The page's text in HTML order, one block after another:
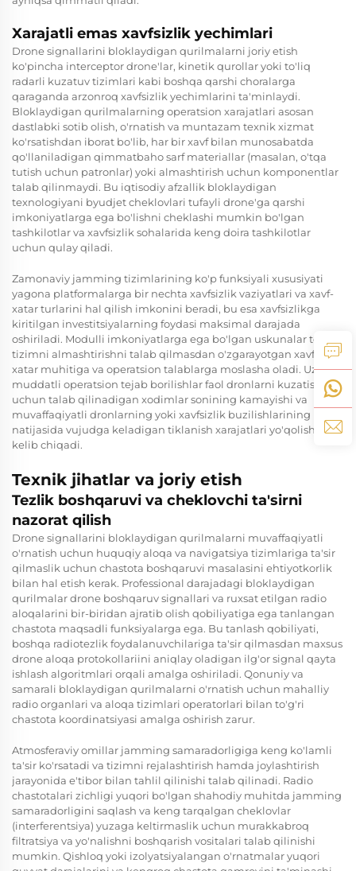
Xarajatli emas xavfsizlik yechimlari
Drone signallarini bloklaydigan qurilmalarni joriy etish
ko'pincha interceptor drone'lar, kinetik qurollar yoki to'liq
radarli kuzatuv tizimlari kabi boshqa qarshi choralarga
qaraganda arzonroq xavfsizlik yechimlarini ta'minlaydi.
Bloklaydigan qurilmalarning operatsion xarajatlari asosan
dastlabki sotib olish, o'rnatish va muntazam texnik xizmat
ko'rsatishdan iborat bo'lib, har bir xavf bilan munosabatda
qo'llaniladigan qimmatbaho sarf materiallar (masalan, o'tqa
tutish uchun patronlar) yoki almashtirish uchun komponentlar
talab qilinmaydi. Bu iqtisodiy afzallik bloklaydigan
texnologiyani byudjet cheklovlari tufayli drone'ga qarshi
imkoniyatlarga ega bo'lishni cheklashi mumkin bo'lgan
tashkilotlar va xavfsizlik sohalarida keng doira tashkilotlar
uchun qulay qiladi.
Zamonaviy jamming tizimlarining ko'p funksiyali xususiyati
yagona platformalarga bir nechta xavfsizlik vaziyatlari va xavf-
xatar turlarini hal qilish imkonini beradi, bu esa xavfsizlikga
kiritilgan investitsiyalarning foydasi maksimal darajada
oshiriladi. Modulli imkoniyatlarga ega bo'lgan uskunalar to'liq
tizimni almashtirishni talab qilmasdan o'zgarayotgan xavf-
xatar muhitiga va operatsion talablarga moslasha oladi. Uzoq
muddatli operatsion tejab borilishlar faol dronlarni kuzatish
uchun talab qilinadigan xodimlar sonining kamayishi va
muvaffaqiyatli dronlarning yoki xavfsizlik buzilishlarining
natijasida vujudga keladigan tiklanish xarajatlari yo'qolishidan
kelib chiqadi.
Texnik jihatlar va joriy etish
Tezlik boshqaruvi va cheklovchi ta'sirni
nazorat qilish
Drone signallarini bloklaydigan qurilmalarni muvaffaqiyatli
o'rnatish uchun huquqiy aloqa va navigatsiya tizimlariga ta'sir
qilmaslik uchun chastota boshqaruvi masalasini ehtiyotkorlik
bilan hal etish kerak. Professional darajadagi bloklaydigan
qurilmalar drone boshqaruv signallari va ruxsat etilgan radio
aloqalarini bir-biridan ajratib olish qobiliyatiga ega tanlangan
chastota maqsadli funksiyalarga ega. Bu tanlash qobiliyati,
boshqa radiotezlik foydalanuvchilariga ta'sir qilmasdan maxsus
drone aloqa protokollariini aniqlay oladigan ilg'or signal qayta
ishlash algoritmlari orqali amalga oshiriladi. Qonuniy va
samarali bloklaydigan qurilmalarni o'rnatish uchun mahalliy
radio organlari va aloqa tizimlari operatorlari bilan to'g'ri
chastota koordinatsiyasi amalga oshirish zarur.
Atmosferaviy omillar jamming samaradorligiga keng ko'lamli
ta'sir ko'rsatadi va tizimni rejalashtirish hamda joylashtirish
jarayonida e'tibor bilan tahlil qilinishi talab qilinadi. Radio
chastotalari zichligi yuqori bo'lgan shahodiy muhitda jamming
samaradorligini saqlash va keng tarqalgan cheklovlar
(interferentsiya) yuzaga keltirmaslik uchun murakkabroq
filtratsiya va yo'nalishni boshqarish vositalari talab qilinishi
mumkin. Qishloq yoki izolyatsiyalangan o'rnatmalar yuqori